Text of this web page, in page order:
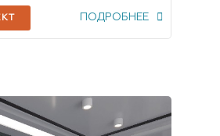
ПОДРОБНЕЕ